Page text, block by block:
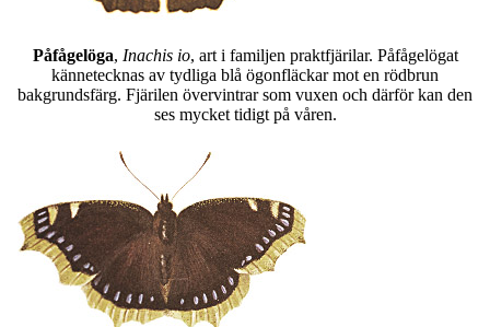
Påfågelöga, Inachis io, art i familjen praktfjärilar. Påfågelögat
kännetecknas av tydliga blå ögonfläckar mot en rödbrun
bakgrundsfärg. Fjärilen övervintrar som vuxen och därför kan den
ses mycket tidigt på våren.